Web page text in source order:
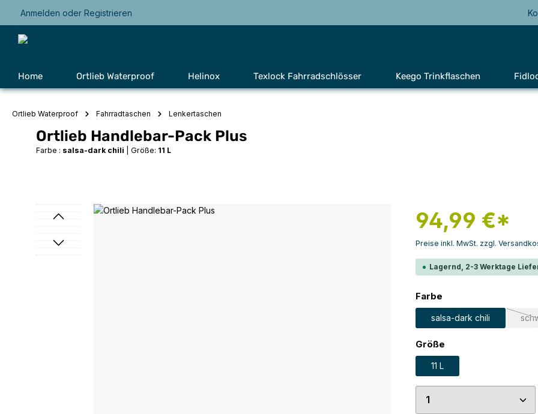
Hauptnavigation springen
Anmelden oder Registrieren
Home Ortlieb Waterproof Helinox Texlock Fahrradschlösser Keego Trinkflaschen
Ortlieb Waterproof Fahrradtaschen Lenkertaschen
Ortlieb Handlebar-Pack Plus
Farbe : salsa-dark chili Größe: 11 L
Bildergalerie überspringen 94,99 €*
Preise inkl. MwSt. zzgl.
Lagernd, 2-3 Werktage
Farbe
salsa-dark chili
Größe
11 L
Produkt Anzahl: